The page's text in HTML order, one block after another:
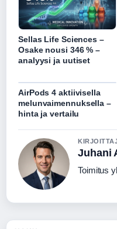
Sellas Life Sciences –
Osake nousi 346 % –
analyysi ja uutiset
AirPods 4 aktiivisella
melunvaimennuksella –
hinta ja vertailu
Juhani
Toimitus